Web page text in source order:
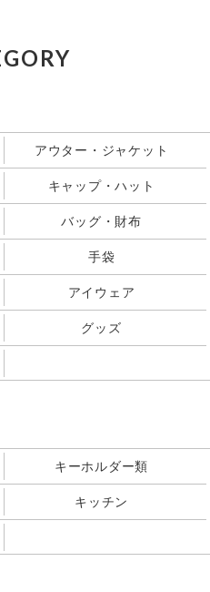
アウター・ジャケット
キャップ・ハット
バッグ・財布
手袋
アイウェア
グッズ
キーホルダー類
キッチン